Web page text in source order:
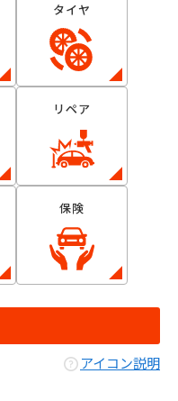
タイヤ
リペア
保険
アイコン説明